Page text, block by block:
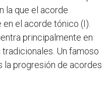
la que el acorde
el acorde tónico (I).
principalmente en
Un famoso
la progresión de acordes